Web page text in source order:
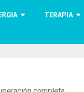
TERAPIA